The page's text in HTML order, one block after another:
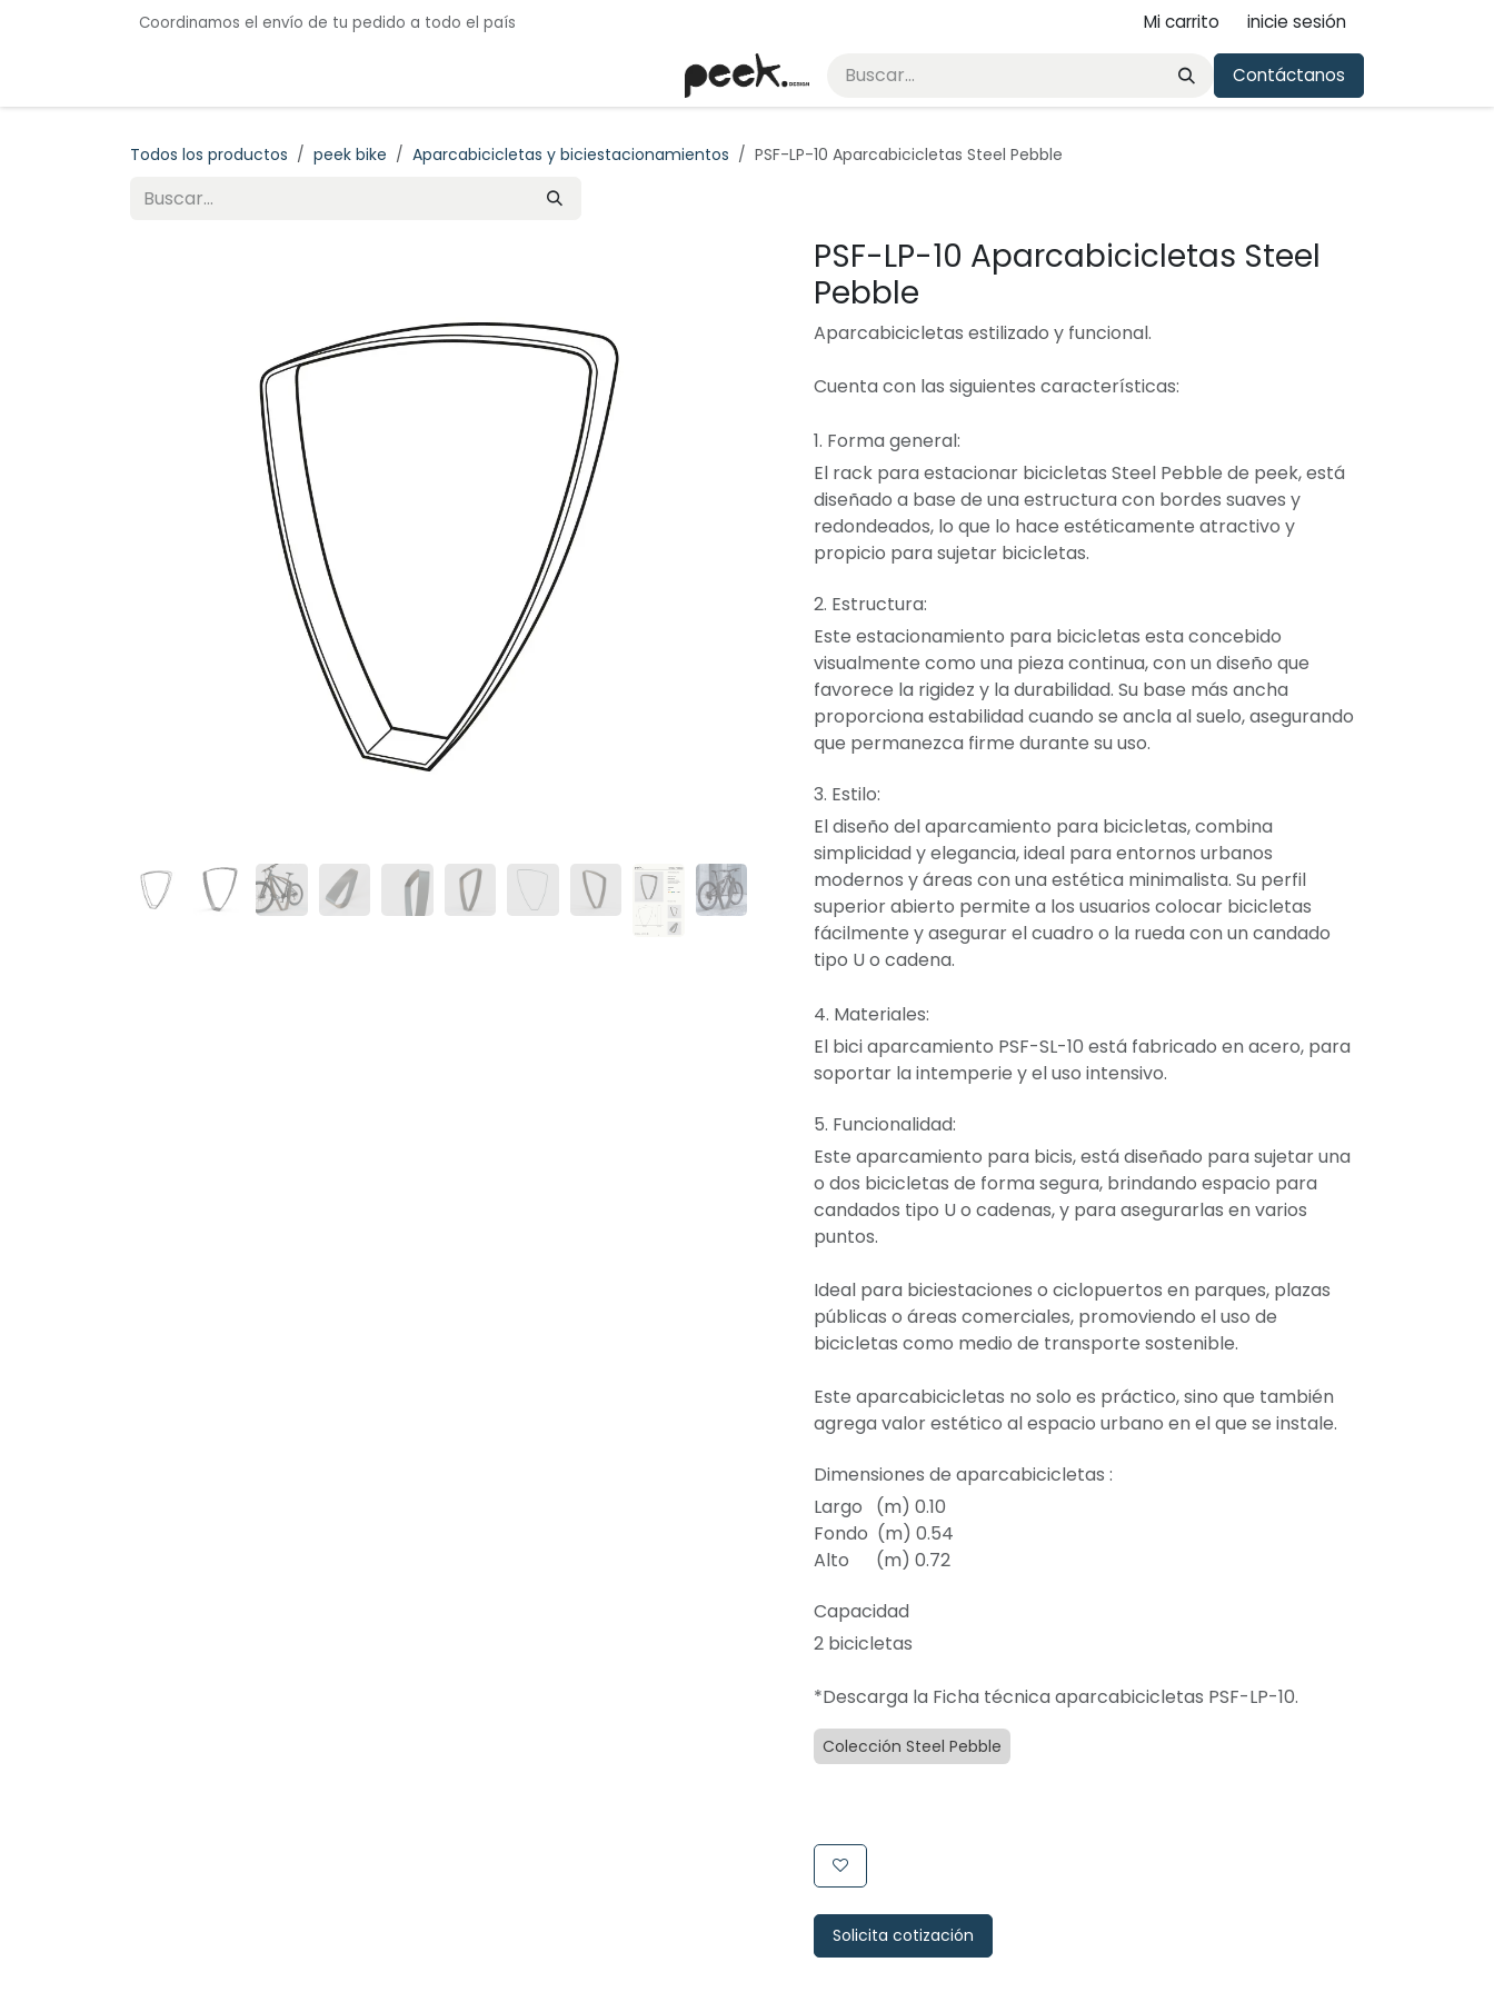
Coordinamos el envío de tu pedido a todo el país Mi carrito inicie sesión
Sobre peek Enciclopedia de mobiliario urbano Blog peek.design Contáctanos
Contáctanos
Todos los productos peek bike Aparcabicicletas y biciestacionamientos PSF-LP-10 Aparcabicicletas Steel Pebble
PSF-LP-10 Aparcabicicletas Steel
Pebble
Aparcabicicletas estilizado y funcional.
Cuenta con las siguientes características:
1. Forma general:
El rack para estacionar bicicletas Steel Pebble de peek, está
diseñado a base de una estructura con bordes suaves y
redondeados, lo que lo hace estéticamente atractivo y
propicio para sujetar bicicletas.
2. Estructura:
Este estacionamiento para bicicletas esta concebido
visualmente como una pieza continua, con un diseño que
favorece la rigidez y la durabilidad. Su base más ancha
proporciona estabilidad cuando se ancla al suelo, asegurando
que permanezca firme durante su uso.
3. Estilo:
El diseño del aparcamiento para bicicletas, combina
simplicidad y elegancia, ideal para entornos urbanos
modernos y áreas con una estética minimalista. Su perfil
superior abierto permite a los usuarios colocar bicicletas
fácilmente y asegurar el cuadro o la rueda con un candado
tipo U o cadena.
4. Materiales:
El bici aparcamiento PSF-SL-10 está fabricado en acero, para
soportar la intemperie y el uso intensivo.
5. Funcionalidad:
Este aparcamiento para bicis, está diseñado para sujetar una
o dos bicicletas de forma segura, brindando espacio para
candados tipo U o cadenas, y para asegurarlas en varios
puntos.
Ideal para biciestaciones o ciclopuertos en parques, plazas
públicas o áreas comerciales, promoviendo el uso de
bicicletas como medio de transporte sostenible.
Este aparcabicicletas no solo es práctico, sino que también
agrega valor estético al espacio urbano en el que se instale.
Dimensiones de aparcabicicletas :
Largo (m) 0.10
Fondo (m) 0.54
Alto (m) 0.72
Capacidad
2 bicicletas
*Descarga la Ficha técnica aparcabicicletas PSF-LP-10.
Colección Steel Pebble
Solicita cotización